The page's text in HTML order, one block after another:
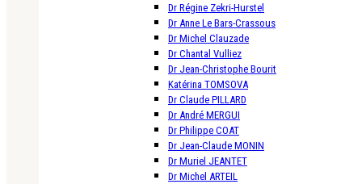
Dr Régine Zekri-Hurstel
Dr Anne Le Bars-Crassous
Dr Michel Clauzade
Dr Chantal Vulliez
Dr Jean-Christophe Bourit
Katérina TOMSOVA
Dr Claude PILLARD
Dr André MERGUI
Dr Philippe COAT
Dr Jean-Claude MONIN
Dr Muriel JEANTET
Dr Michel ARTEIL